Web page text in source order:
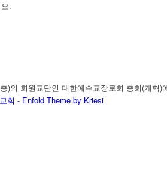
.
)의 회원교단인 대한예수교장로회 총회(개혁)
회 - Enfold Theme by Kriesi